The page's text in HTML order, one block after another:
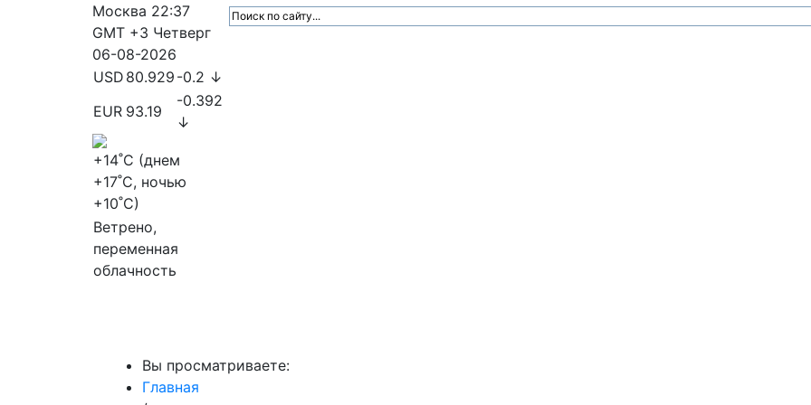
Москва 22:37
GMT +3 Четверг
06-08-2026
USD 80.929 -0.2 ↓
EUR 93.19
-0.392
↓
+14˚C (днем
+17˚C, ночью
+10˚C)
Ветрено,
переменная
облачность
Вы просматриваете:
Главная